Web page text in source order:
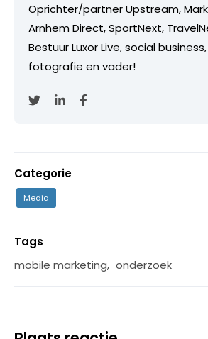
Oprichter/partner Upstream,
Arnhem Direct, SportNext,
Bestuur Luxor Live, social
fotografie en vader!
Categorie
Media
Tags
mobile marketing, onderzoek